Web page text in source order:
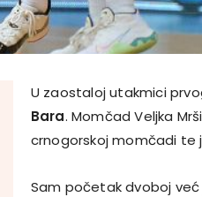
U zaostaloj utakmici
Bara. Momčad Veljka
crnogorskoj momčadi
Sam početak dvoboj